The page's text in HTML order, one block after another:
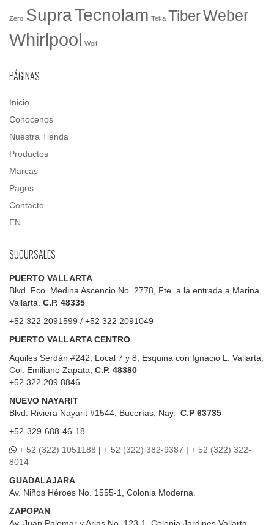
Zero SupraTecnolam Teka TiberWeber
Whirlpool Wolf
PÁGINAS
Inicio
Conocenos
Nuestra Tienda
Productos
Marcas
Pagos
Contacto
EN
SUCURSALES
PUERTO VALLARTA
Blvd. Fco. Medina Ascencio No. 2778, Fte. a la entrada a Marina
Vallarta. C.P. 48335
+52 322 2091599 / +52 322 2091049
PUERTO VALLARTA CENTRO
Aquiles Serdán #242, Local 7 y 8, Esquina con Ignacio L. Vallarta,
Col. Emiliano Zapata, C.P. 48380
+52 322 209 8846
NUEVO NAYARIT
Blvd.
Riviera Nayarit #1544, Bucerías, Nay. C.P 63735
+52-329-688-46-18
+ 52 (322) 1051188 | + 52 (322) 382-9387 | + 52 (322) 322-
8014
GUADALAJARA
Av. Niños Héroes No. 1555-1, Colonia Moderna.
ZAPOPAN
Av. Juan Palomar y Arias No. 123-1, Colonia Jardines Vallarta.